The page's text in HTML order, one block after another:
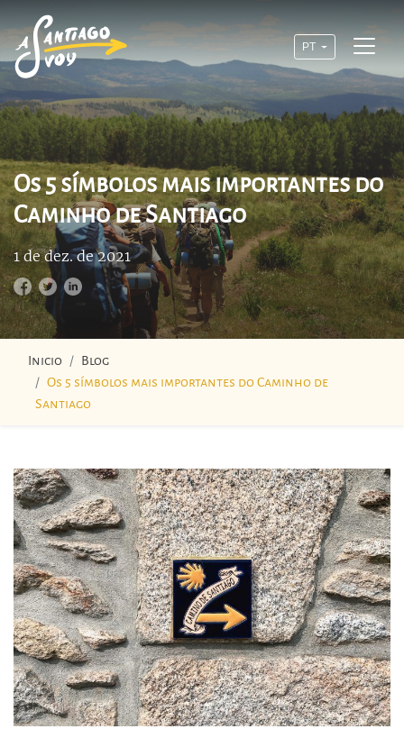
PT
Os 5 símbolos mais importantes do
Caminho de Santiago
1 de dez. de 2021
Inicio
Blog
Os 5 símbolos mais importantes do Caminho de
Santiago